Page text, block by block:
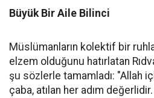
Büyük Bir Aile Bilinci
Müslümanların kolektif bir
elzem olduğunu hatırlatan
şu sözlerle tamamladı: "Allah
çaba, atılan her adım